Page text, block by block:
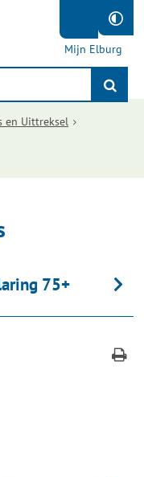
Mijn Elburg
en Uittreksel
75+